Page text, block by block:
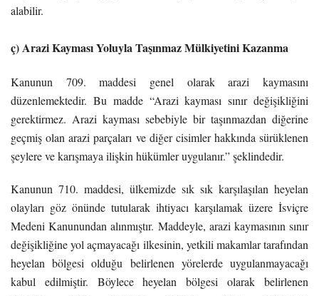
alabilir.
ç) Arazi KaymasıYoluyla Taşınmaz Mülkiyetini Kazanma
Kanunun 709. maddesi genel olarak arazi kaymasını
düzenlemektedir. Bu madde “Arazi kayması sınır değişikliğini
gerektirmez. Arazi kayması sebebiyle bir taşınmazdan diğerine
geçmiş olan arazi parçaları ve diğer cisimler hakkında sürüklenen
şeylere ve karışmaya ilişkin hükümler uygulanır.” şeklindedir.
Kanunun 710. maddesi, ülkemizde sık sık karşılaşılan heyelan
olayları göz önünde tutularak ihtiyacı karşılamak üzere İsviçre
Medeni Kanunundan alınmıştır. Maddeyle, arazi kaymasının sınır
değişikliğine yol açmayacağı ilkesinin, yetkili makamlar tarafından
heyelan bölgesi olduğu belirlenen yörelerde uygulanmayacağı
kabul edilmiştir. Böylece heyelan bölgesi olarak belirlenen